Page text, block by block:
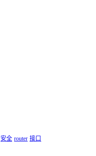
安全 router 接口